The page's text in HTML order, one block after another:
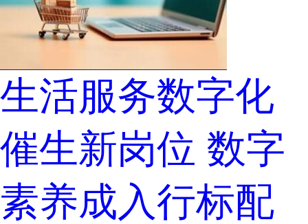
生活服务数字化
催生新岗位 数字
素养成入行标配